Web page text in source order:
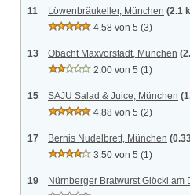
11 Löwenbräukeller, München (2.1
4.58 von 5 (3)
13 Obacht Maxvorstadt, München
2.00 von 5 (1)
15 SAJU Salad & Juice, München
4.88 von 5 (2)
17 Bernis Nudelbrett, München
3.50 von 5 (1)
19 Nürnberger Bratwurst Glöckl am